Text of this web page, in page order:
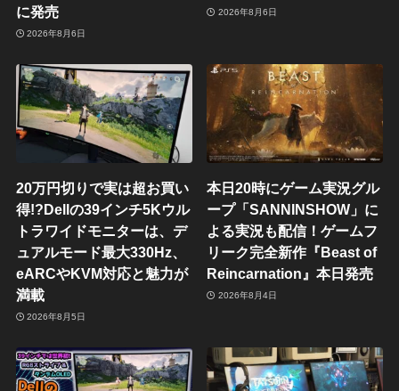
に発売
2026年8月6日
2026年8月6日
20万円切りで実は超お買い
得!?Dellの39インチ5Kウル
トラワイドモニターは、デ
ュアルモード最大330Hz、
eARCやKVM対応と魅力が
満載
2026年8月5日
本日20時にゲーム実況グル
ープ「SANNINSHOW」に
よる実況も配信！ゲームフ
リーク完全新作『Beast of
Reincarnation』本日発売
2026年8月4日